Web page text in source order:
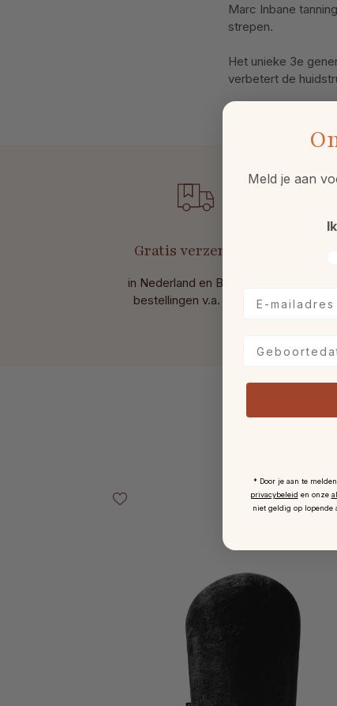
Marc Inbane
strepen.
Het unieke 3e
verbetert de
Gratis verzending
in Nederland en België bij
bestellingen v.a. € 49,-.
Meld je aan
* Door je aan te
privacybeleid en onze
niet geldig op lopende